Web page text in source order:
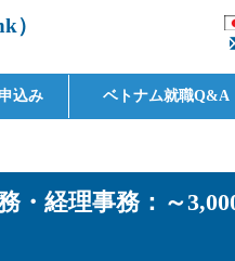
）
込み ベトナム就職Q&A
・経理事務：～